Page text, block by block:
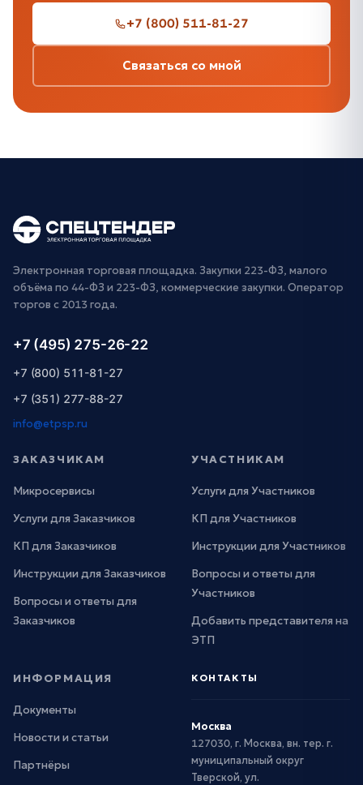
+7 (800) 511-81-27
Связаться со мной
Электронная торговая площадка. Закупки 223-ФЗ, малого
объёма по 44-ФЗ и 223-ФЗ, коммерческие закупки. Оператор
торгов с 2013 года.
+7 (495) 275-26-22
+7 (800) 511-81-27
+7 (351) 277-88-27
info@etpsp.ru
ЗАКАЗЧИКАМ
Микросервисы
Услуги для Заказчиков
КП для Заказчиков
Инструкции для Заказчиков
Вопросы и ответы для
Заказчиков
УЧАСТНИКАМ
Услуги для Участников
КП для Участников
Инструкции для Участников
Вопросы и ответы для
Участников
Добавить представителя на
ЭТП
ИНФОРМАЦИЯ
Документы
Новости и статьи
Партнёры
КОНТАКТЫ
Москва
127030, г. Москва, вн. тер. г.
муниципальный округ
Тверской, ул.